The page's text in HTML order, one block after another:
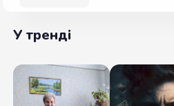
У тренді